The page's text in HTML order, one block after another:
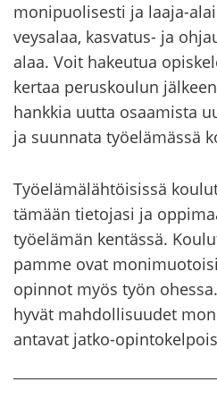
mo­ni­puo­li­ses­ti ja laaja-​
vey­sa­laa, kasvatus-​ ja
alaa. Voit ha­keu­tua
ker­taa pe­rus­kou­lun
hank­kia uutta osaa­mis­ta
ja suun­na­ta työ­elä­mäs­sä
Työ­elä­mä­läh­töi­sis­sä
tä­mään tie­to­ja­si ja
työ­elä­män ken­täs­sä.
pam­me ovat
opin­not myös työn
hyvät mah­dol­li­suu­det
an­ta­vat jatko-​